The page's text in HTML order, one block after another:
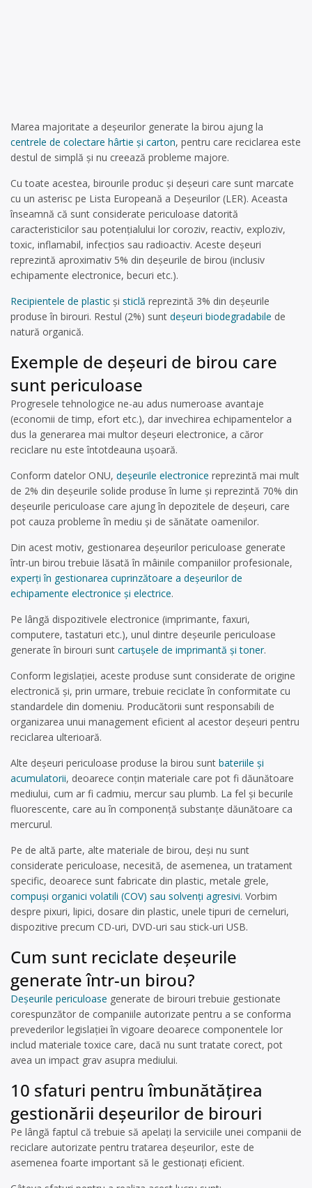
Marea majoritate a deșeurilor generate la birou ajung la
centrele de colectare hârtie și carton, pentru care reciclarea este
destul de simplă și nu creează probleme majore.
Cu toate acestea, birourile produc și deșeuri care sunt marcate
cu un asterisc pe Lista Europeană a Deșeurilor (LER). Aceasta
înseamnă că sunt considerate periculoase datorită
caracteristicilor sau potențialului lor coroziv, reactiv, exploziv,
toxic, inflamabil, infecțios sau radioactiv. Aceste deșeuri
reprezintă aproximativ 5% din deșeurile de birou (inclusiv
echipamente electronice, becuri etc.).
Recipientele de plastic și sticlă reprezintă 3% din deșeurile
produse în birouri. Restul (2%) sunt deșeuri biodegradabile de
natură organică.
Exemple de deșeuri de birou care
sunt periculoase
Progresele tehnologice ne-au adus numeroase avantaje
(economii de timp, efort etc.), dar invechirea echipamentelor a
dus la generarea mai multor deșeuri electronice, a căror
reciclare nu este întotdeauna ușoară.
Conform datelor ONU, deșeurile electronice reprezintă mai mult
de 2% din deșeurile solide produse în lume și reprezintă 70% din
deșeurile periculoase care ajung în depozitele de deșeuri, care
pot cauza probleme în mediu și de sănătate oamenilor.
Din acest motiv, gestionarea deșeurilor periculoase generate
într-un birou trebuie lăsată în mâinile companiilor profesionale,
experți în gestionarea cuprinzătoare a deșeurilor de
echipamente electronice și electrice.
Pe lângă dispozitivele electronice (imprimante, faxuri,
computere, tastaturi etc.), unul dintre deșeurile periculoase
generate în birouri sunt cartușele de imprimantă și toner.
Conform legislației, aceste produse sunt considerate de origine
electronică și, prin urmare, trebuie reciclate în conformitate cu
standardele din domeniu. Producătorii sunt responsabili de
organizarea unui management eficient al acestor deșeuri pentru
reciclarea ulterioară.
Alte deșeuri periculoase produse la birou sunt bateriile și
acumulatorii, deoarece conțin materiale care pot fi dăunătoare
mediului, cum ar fi cadmiu, mercur sau plumb. La fel și becurile
fluorescente, care au în componență substanțe dăunătoare ca
mercurul.
Pe de altă parte, alte materiale de birou, deși nu sunt
considerate periculoase, necesită, de asemenea, un tratament
specific, deoarece sunt fabricate din plastic, metale grele,
compuși organici volatili (COV) sau solvenți agresivi. Vorbim
despre pixuri, lipici, dosare din plastic, unele tipuri de cerneluri,
dispozitive precum CD-uri, DVD-uri sau stick-uri USB.
Cum sunt reciclate deșeurile
generate într-un birou?
Deșeurile periculoase generate de birouri trebuie gestionate
corespunzător de companiile autorizate pentru a se conforma
prevederilor legislației în vigoare deoarece componentele lor
includ materiale toxice care, dacă nu sunt tratate corect, pot
avea un impact grav asupra mediului.
10 sfaturi pentru îmbunătățirea
gestionării deșeurilor de birouri
Pe lângă faptul că trebuie să apelați la serviciile unei companii de
reciclare autorizate pentru tratarea deșeurilor, este de
asemenea foarte important să le gestionați eficient.